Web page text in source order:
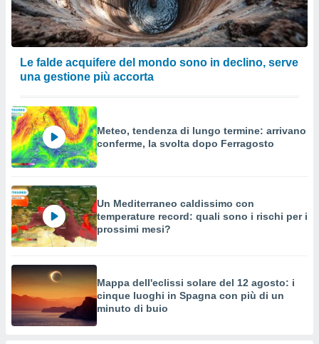
Le falde acquifere del mondo sono in declino, serve
una gestione più accorta
Meteo, tendenza di lungo termine: arrivano
conferme, la svolta dopo Ferragosto
Un Mediterraneo caldissimo con
temperature record: quali sono i rischi per i
prossimi mesi?
Mappa dell'eclissi solare del 12 agosto: i
cinque luoghi in Spagna con più di un
minuto di buio